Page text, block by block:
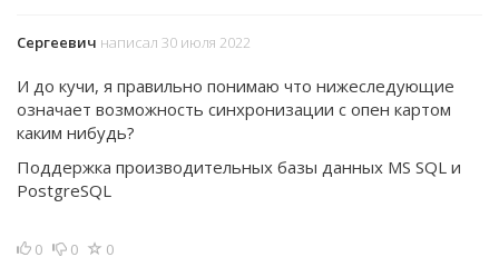
Сергеевич написал 30 июля 2022
И до кучи, я правильно понимаю что нижеследующие
означает возможность синхронизации с опен картом
каким нибудь?
Поддержка производительных базы данных MS SQL и
PostgreSQL
0 0 0